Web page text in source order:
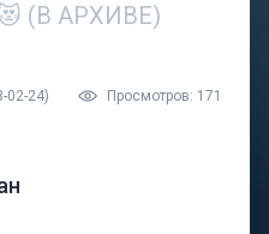
(В АРХИВЕ)
02-24) Просмотров: 171